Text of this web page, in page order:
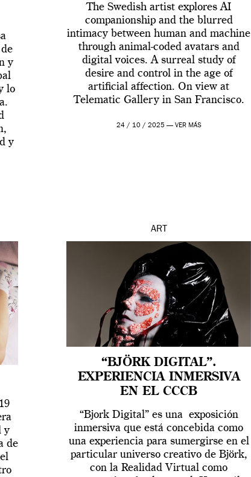
y
lo
y
The Swedish artist explores AI
companionship and the blurred
intimacy between human and machine
through animal-coded avatars and
digital voices. A surreal study of
desire and control in the age of
artificial affection. On view at
Telematic Gallery in San Francisco.
24 / 10 / 2025 — VER MÁS
y
de
ART
“BJÖRK DIGITAL”.
EXPERIENCIA INMERSIVA
EN EL CCCB
“Bjork Digital” es una exposición
inmersiva que está concebida como
una experiencia para sumergirse en el
particular universo creativo de Björk,
con la Realidad Virtual como